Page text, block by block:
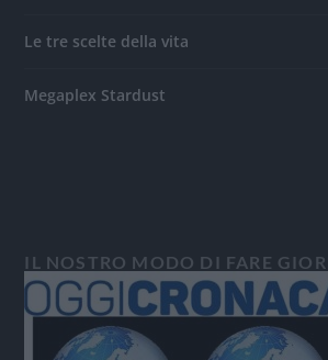
Le tre scelte della vita
Megaplex Stardust
IL NOSTRO MODO DI FARE